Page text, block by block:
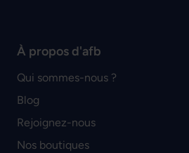
À propos d'afb
Qui sommes-nous ?
Blog
Rejoignez-nous
Nos boutiques